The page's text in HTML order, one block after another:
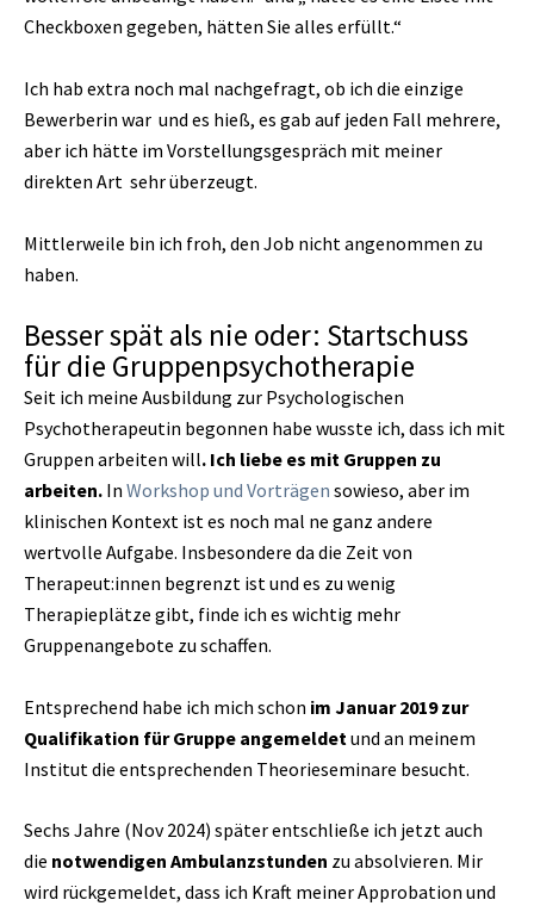
Checkboxen gegeben, hätten Sie alles erfüllt.“
Ich hab extra noch mal nachgefragt, ob ich die einzige
Bewerberin war und es hieß, es gab auf jeden Fall mehrere,
aber ich hätte im Vorstellungsgespräch mit meiner
direkten Art sehr überzeugt.
Mittlerweile bin ich froh, den Job nicht angenommen zu
haben.
Besser spät als nie oder: Startschuss
für die Gruppenpsychotherapie
Seit ich meine Ausbildung zur Psychologischen
Psychotherapeutin begonnen habe wusste ich, dass ich mit
Gruppen arbeiten will. Ich liebe es mit Gruppen zu
arbeiten. In Workshop und Vorträgen sowieso, aber im
klinischen Kontext ist es noch mal ne ganz andere
wertvolle Aufgabe. Insbesondere da die Zeit von
Therapeut:innen begrenzt ist und es zu wenig
Therapieplätze gibt, finde ich es wichtig mehr
Gruppenangebote zu schaffen.
Entsprechend habe ich mich schon im Januar 2019 zur
Qualifikation für Gruppe angemeldet und an meinem
Institut die entsprechenden Theorieseminare besucht.
Sechs Jahre (Nov 2024) später entschließe ich jetzt auch
die notwendigen Ambulanzstunden zu absolvieren. Mir
wird rückgemeldet, dass ich Kraft meiner Approbation und